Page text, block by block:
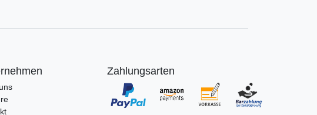
Zahlungsarten